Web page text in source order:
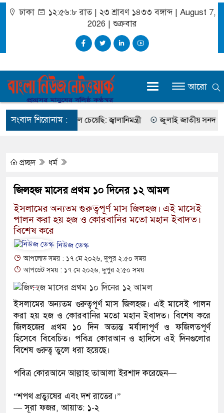
ঢাকা ১২:৫৬:৮ রাত| ২৩ শ্রাবণ ১৪৩৩ বঙ্গাব্দ | August 7,
2026 | শুক্রবার
আরো
সংবাদ শিরোনাম :
বেশি ডিজেল চেয়েছি: জ্বালানিমন্ত্রী জুলাই জাতীয় সনদ ও গণভোটের
প্রচ্ছদ ধর্ম
জিলহজ মাসের প্রথম ১০ দিনের ১২ আমল
ইসলামের অন্যতম গুরুত্বপূর্ণ মাস জিলহজ। এই মাসেই
পালন করা হয় হজ ও কোরবানির মতো মহান ইবাদত।
বিশেষ করে
নিউজ ডেস্ক
আপলোড সময় : ১৭ মে ২০২৬, দুপুর ২:৫০ সময়
আপডেট সময় : ১৭ মে ২০২৬, দুপুর ২:৫০ সময়
ইসলামের অন্যতম গুরুত্বপূর্ণ মাস জিলহজ। এই মাসেই পালন
করা হয় হজ ও কোরবানির মতো মহান ইবাদত। বিশেষ করে
জিলহজের প্রথম ১০ দিন অত্যন্ত মর্যাদাপূর্ণ ও ফজিলতপূর্ণ
হিসেবে বিবেচিত। পবিত্র কোরআন ও হাদিসে এই দিনগুলোর
বিশেষ গুরুত্ব তুলে ধরা হয়েছে।
পবিত্র কোরআনে আল্লাহ তাআলা ইরশাদ করেছেন—
“শপথ প্রত্যুষের এবং দশ রাতের।”
— সূরা ফজর, আয়াত: ১-২